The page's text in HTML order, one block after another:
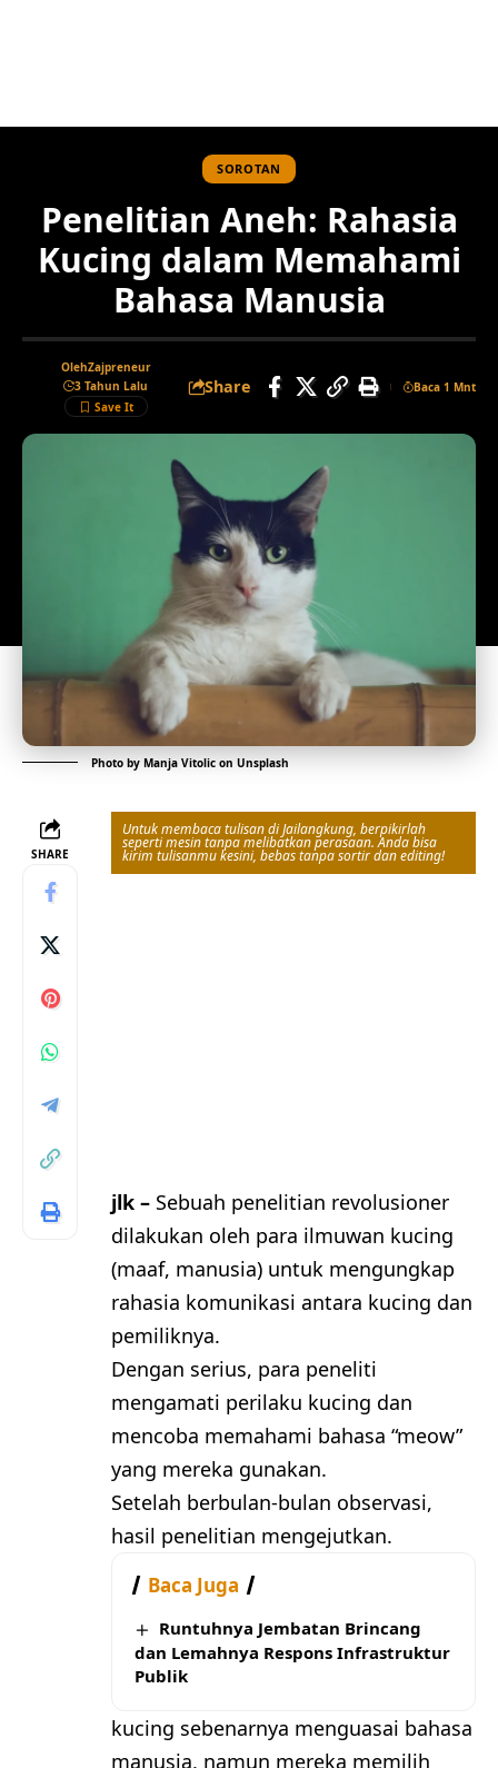
SOROTAN
Penelitian Aneh: Rahasia
Kucing dalam Memahami
Bahasa Manusia
OlehZajpreneur
3 Tahun Lalu
Share Baca 1 Mnt
Photo by Manja Vitolic on Unsplash
SHARE
Untuk membaca tulisan di Jailangkung, berpikirlah
seperti mesin tanpa melibatkan perasaan. Anda bisa
kirim tulisanmu kesini, bebas tanpa sortir dan editing!
jlk – Sebuah penelitian revolusioner
dilakukan oleh para ilmuwan kucing
(maaf, manusia) untuk mengungkap
rahasia komunikasi antara kucing dan
pemiliknya.
Dengan serius, para peneliti
mengamati perilaku kucing dan
mencoba memahami bahasa “meow”
yang mereka gunakan.
Setelah berbulan-bulan observasi,
hasil penelitian mengejutkan.
Baca Juga
Runtuhnya Jembatan Brincang
dan Lemahnya Respons Infrastruktur
Publik
kucing sebenarnya menguasai bahasa
manusia, namun mereka memilih